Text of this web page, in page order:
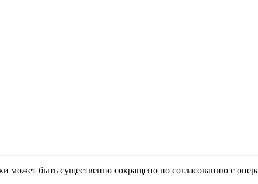
может быть существенно сокращено по согласованию с